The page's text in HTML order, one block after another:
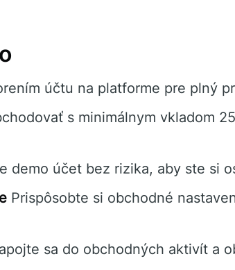
účtu na platforme pre plný
s minimálnym vkladom
demo účet bez rizika, aby ste si
Prispôsobte si obchodné
sa do obchodných aktivít a